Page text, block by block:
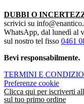
DUBBI O
scrivici su
WhatsApp, dal lunedì al
sul nostro tel fisso 0461
Bevi responsabilmente.
TERMINI E
Preferenze cookie
Clicca qui per iscriverti
sul tuo primo ordine